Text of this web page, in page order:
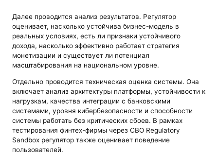
Далее проводится анализ результатов. Регулятор
оценивает, насколько устойчива бизнес-модель в
реальных условиях, есть ли признаки устойчивого
дохода, насколько эффективно работает стратегия
монетизации и существует ли потенциал
масштабирования на национальном уровне.
Отдельно проводится техническая оценка системы. Она
включает анализ архитектуры платформы, устойчивости к
нагрузкам, качества интеграции с банковскими
системами, уровня кибербезопасности и способности
системы работать без критических сбоев. В рамках
тестирования финтех-фирмы через CBO Regulatory
Sandbox регулятор также оценивает поведение
пользователей.